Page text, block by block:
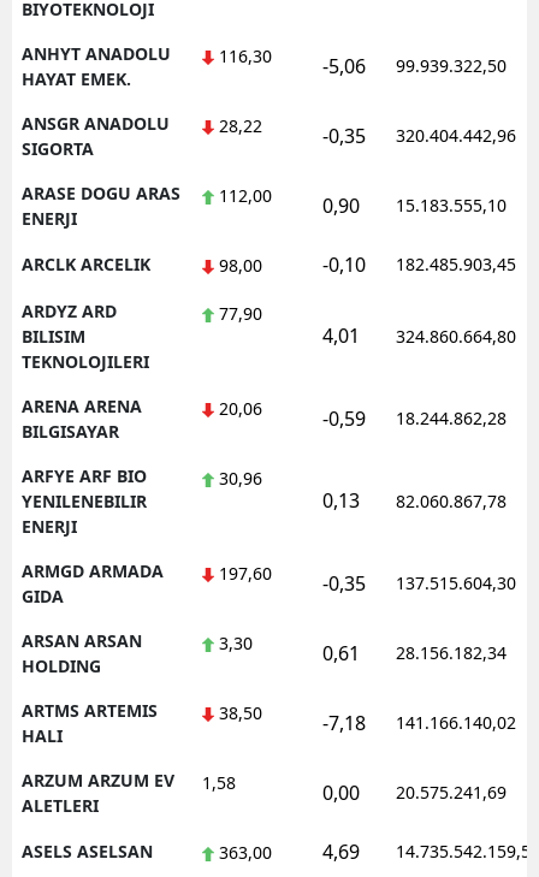
BIYOTEKNOLOJI
ANHYT ANADOLU
HAYAT EMEK.
116,30 -5,06 99.939.322,50
ANSGR ANADOLU
SIGORTA
28,22 -0,35 320.404.442,96
ARASE DOGU ARAS
ENERJI
112,00 0,90 15.183.555,10
ARCLK ARCELIK 98,00 -0,10 182.485.903,45
ARDYZ ARD
BILISIM
TEKNOLOJILERI
77,90
4,01 324.860.664,80
ARENA ARENA
BILGISAYAR
20,06 -0,59 18.244.862,28
ARFYE ARF BIO
YENILENEBILIR
ENERJI
30,96
0,13 82.060.867,78
ARMGD ARMADA
GIDA
197,60 -0,35 137.515.604,30
ARSAN ARSAN
HOLDING
3,30 0,61 28.156.182,34
ARTMS ARTEMIS
HALI
38,50 -7,18 141.166.140,02
ARZUM ARZUM EV
ALETLERI
1,58 0,00 20.575.241,69
ASELS ASELSAN 363,00 4,69 14.735.542.159,50